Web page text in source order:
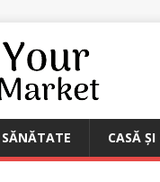
SĂNĂTATE CASĂ